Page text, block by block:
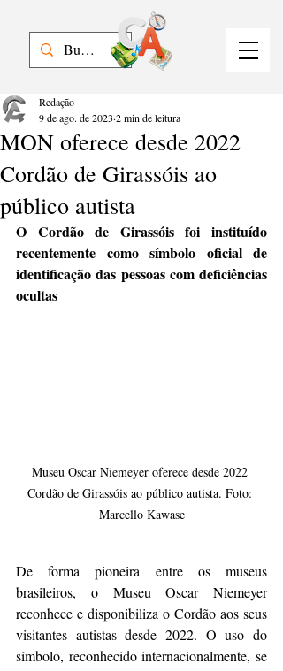
MON oferece desde 2022
Cordão de Girassóis ao
público autista
Redação
9 de ago. de 2023 2 min de leitura
O Cordão de Girassóis foi instituído
recentemente como símbolo oficial de
identificação das pessoas com deficiências
ocultas
Museu Oscar Niemeyer oferece desde 2022
Cordão de Girassóis ao público autista. Foto:
Marcello Kawase
De forma pioneira entre os museus
brasileiros, o Museu Oscar Niemeyer
reconhece e disponibiliza o Cordão aos seus
visitantes autistas desde 2022. O uso do
símbolo, reconhecido internacionalmente, se